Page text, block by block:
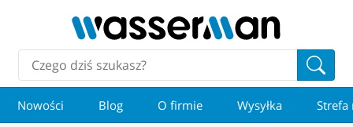
Nowości Blog O firmie Wysyłka Strefa